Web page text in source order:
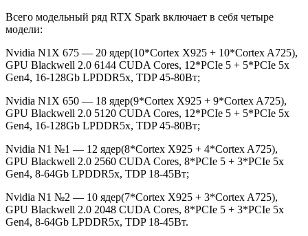
Всего модельный ряд RTX Spark включает в себя четыре
модели:
Nvidia N1X 675 — 20 ядер(10*Cortex X925 + 10*Cortex A725),
GPU Blackwell 2.0 6144 CUDA Cores, 12*PCIe 5 + 5*PCIe 5x
Gen4, 16-128Gb LPDDR5x, TDP 45-80Вт;
Nvidia N1X 650 — 18 ядер(9*Cortex X925 + 9*Cortex A725),
GPU Blackwell 2.0 5120 CUDA Cores, 12*PCIe 5 + 5*PCIe 5x
Gen4, 16-128Gb LPDDR5x, TDP 45-80Вт;
Nvidia N1 №1 — 12 ядер(8*Cortex X925 + 4*Cortex A725),
GPU Blackwell 2.0 2560 CUDA Cores, 8*PCIe 5 + 3*PCIe 5x
Gen4, 8-64Gb LPDDR5x, TDP 18-45Вт;
Nvidia N1 №2 — 10 ядер(7*Cortex X925 + 3*Cortex A725),
GPU Blackwell 2.0 2048 CUDA Cores, 8*PCIe 5 + 3*PCIe 5x
Gen4, 8-64Gb LPDDR5x, TDP 18-45Вт.